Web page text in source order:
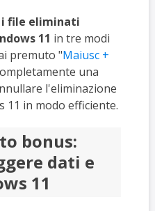
i file eliminati
11 in tre modi
premuto "Maiusc +
una
l'eliminazione
11 in modo efficiente.
bonus:
dati e
11